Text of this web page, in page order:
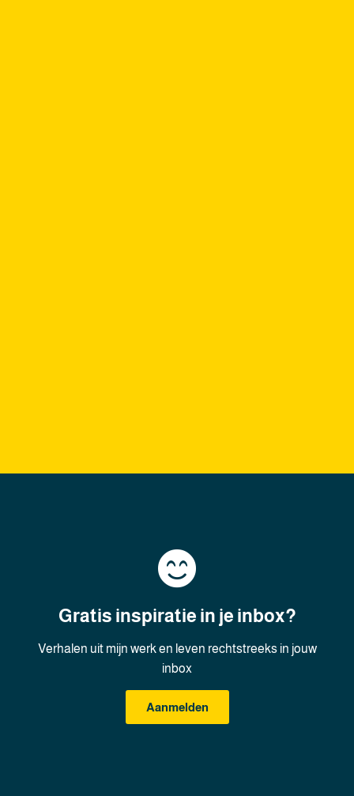
Gratis inspiratie in je inbox?
Verhalen uit mijn werk en leven rechtstreeks in jouw
inbox
Aanmelden